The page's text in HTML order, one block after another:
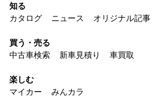
知る
カタログ
ニュース オリジナル記事
買う・売る
中古車検索
新車見積り 車買取
楽しむ
マイカー
みんカラ